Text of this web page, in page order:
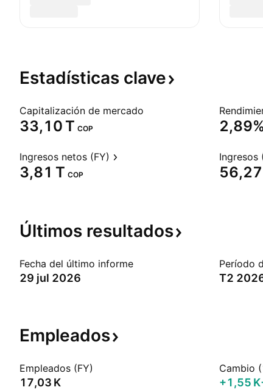
Estadísticas clave
Capitalización de mercado
‪33,10 T‬ COP
Ingresos netos (FY)
‪3,81 T‬ COP
Ingresos
Últimos resultados
Fecha del último informe
29 jul 2026
Período
T2
Empleados
Empleados (FY)
‪17,03 K‬
Cambio
‪+1,55 K‬